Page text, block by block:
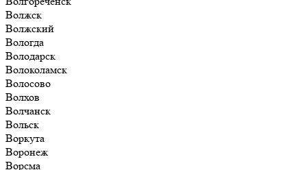
Волжск
Волжский
Вологда
Володарск
Волоколамск
Волосово
Волхов
Волчанск
Вольск
Воркута
Воронеж
Ворсма